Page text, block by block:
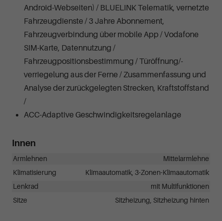
Android-Webseiten) / BLUELINK Telematik, vernetzte
Fahrzeugdienste / 3 Jahre Abonnement,
Fahrzeugverbindung über mobile App / Vodafone
SIM-Karte, Datennutzung /
Fahrzeugpositionsbestimmung / Türöffnung/-
verriegelung aus der Ferne / Zusammenfassung und
Analyse der zurückgelegten Strecken, Kraftstoffstand
/
ACC-Adaptive Geschwindigkeitsregelanlage
Innen
Armlehnen
Mittelarmlehne
Klimatisierung
Klimaautomatik, 3-Zonen-Klimaautomatik
Lenkrad
mit Multifunktionen
Sitze
Sitzheizung, Sitzheizung hinten